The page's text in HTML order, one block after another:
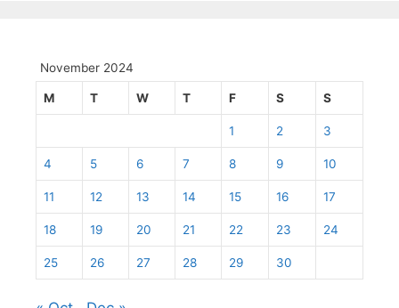
November 2024
M T W T F S S
1 2 3
4 5 6 7 8 9 10
11 12 13 14 15 16 17
18 19 20 21 22 23 24
25 26 27 28 29 30